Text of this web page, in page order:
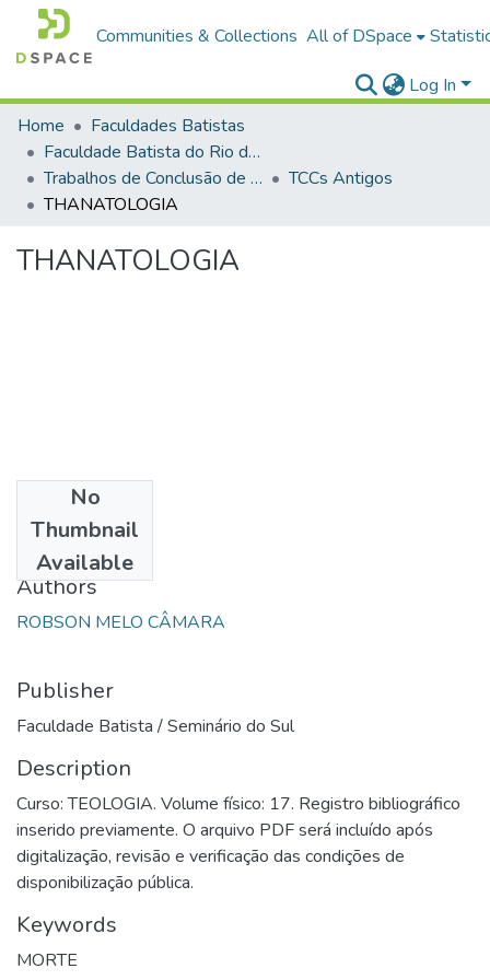
Communities & Collections All of DSpace
Log In
Home
Faculdades Batistas
Faculdade Batista do Rio de Janeiro (FABAT-RJ)
Trabalhos de Conclusão de Curso (TCC)
TCCs Antigos
THANATOLOGIA
THANATOLOGIA
No
Thumbnail
Available
1996
Authors
ROBSON MELO CÂMARA
Publisher
Faculdade Batista / Seminário do Sul
Description
Curso: TEOLOGIA. Volume físico: 17. Registro bibliográfico
inserido previamente. O arquivo PDF será incluído após
digitalização, revisão e verificação das condições de
disponibilização pública.
Keywords
MORTE